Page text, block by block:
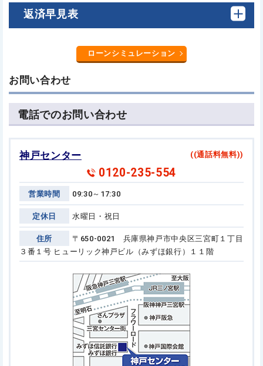
返済早見表
ローンシミュレーション
お問い合わせ
電話でのお問い合わせ
神戸センター ((通話料無料))
0120-235-554
営業時間 09:30～17:30
定休日 水曜日・祝日
住所
〒650-0021 兵庫県神戸市中央区三宮町１丁目
３番１号 ヒューリック神戸ビル（みずほ銀行）１１階